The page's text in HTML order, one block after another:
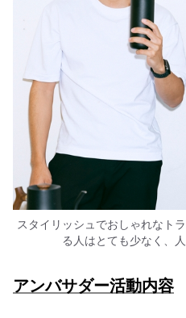
スタイリッシュでおしゃれなト
る人はとても少なく、
アンバサダー活動内容